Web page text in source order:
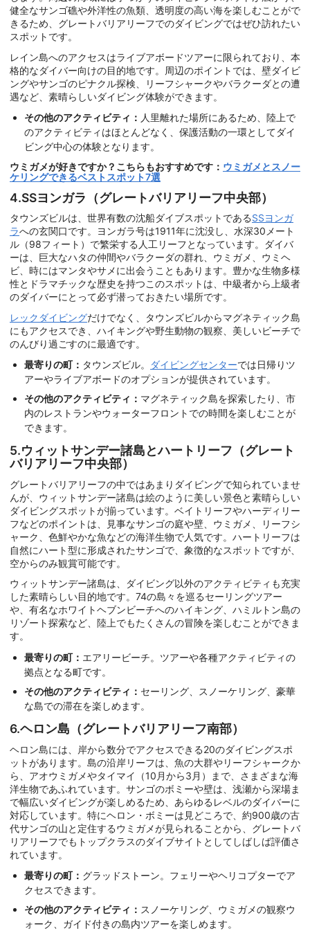
健全なサンゴ礁や外洋性の魚類、透明度の高い海を楽しむことがで
きるため、グレートバリアリーフでのダイビングではぜひ訪れたい
スポットです。
レイン島へのアクセスはライブアボードツアーに限られており、本
格的なダイバー向けの目的地です。周辺のポイントでは、壁ダイビ
ングやサンゴのピナクル探検、リーフシャークやバラクーダとの遭
遇など、素晴らしいダイビング体験ができます。
その他のアクティビティ： 人里離れた場所にあるため、陸上で
のアクティビティはほとんどなく、保護活動の一環としてダイ
ビング中心の体験となります。
ウミガメが好きですか？こちらもおすすめです： ウミガメとスノー
ケリングできるベストスポット7選
4.SSヨンガラ（グレートバリアリーフ中央部）
タウンズビルは、世界有数の沈船ダイブスポットであるSSヨンガ
ラへの玄関口です。ヨンガラ号は1911年に沈没し、水深30メート
ル（98フィート）で繁栄する人工リーフとなっています。ダイバ
ーは、巨大なハタの仲間やバラクーダの群れ、ウミガメ、ウミヘ
ビ、時にはマンタやサメに出会うこともあります。豊かな生物多様
性とドラマチックな歴史を持つこのスポットは、中級者から上級者
のダイバーにとって必ず潜っておきたい場所です。
レックダイビングだけでなく、タウンズビルからマグネティック島
にもアクセスでき、ハイキングや野生動物の観察、美しいビーチで
のんびり過ごすのに最適です。
最寄りの町： タウンズビル。 ダイビングセンターでは日帰りツ
アーやライブアボードのオプションが提供されています。
その他のアクティビティ： マグネティック島を探索したり、市
内のレストランやウォーターフロントでの時間を楽しむことが
できます。
5.ウィットサンデー諸島とハートリーフ（グレート
バリアリーフ中央部）
グレートバリアリーフの中ではあまりダイビングで知られていませ
んが、ウィットサンデー諸島は絵のように美しい景色と素晴らしい
ダイビングスポットが揃っています。ベイトリーフやハーディリー
フなどのポイントは、見事なサンゴの庭や壁、ウミガメ、リーフシ
ャーク、色鮮やかな魚などの海洋生物で人気です。ハートリーフは
自然にハート型に形成されたサンゴで、象徴的なスポットですが、
空からのみ観賞可能です。
ウィットサンデー諸島は、ダイビング以外のアクティビティも充実
した素晴らしい目的地です。74の島々を巡るセーリングツアー
や、有名なホワイトヘブンビーチへのハイキング、ハミルトン島の
リゾート探索など、陸上でもたくさんの冒険を楽しむことができま
す。
最寄りの町： エアリービーチ。ツアーや各種アクティビティの
拠点となる町です。
その他のアクティビティ： セーリング、スノーケリング、豪華
な島での滞在を楽しめます。
6.ヘロン島（グレートバリアリーフ南部）
ヘロン島には、岸から数分でアクセスできる20のダイビングスポ
ットがあります。島の沿岸リーフは、魚の大群やリーフシャークか
ら、アオウミガメやタイマイ（10月から3月）まで、さまざまな海
洋生物であふれています。サンゴのボミーや壁は、浅瀬から深場ま
で幅広いダイビングが楽しめるため、あらゆるレベルのダイバーに
対応しています。特にヘロン・ボミーは見どころで、約900歳の古
代サンゴの山と定住するウミガメが見られることから、グレートバ
リアリーフでもトップクラスのダイブサイトとしてしばしば評価さ
れています。
最寄りの町： グラッドストーン。フェリーやヘリコプターでア
クセスできます。
その他のアクティビティ： スノーケリング、ウミガメの観察ウ
ォーク、ガイド付きの島内ツアーを楽しめます。